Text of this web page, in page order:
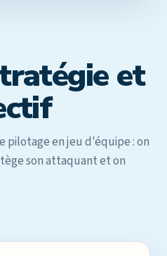
et
pilotage en jeu d'équipe : on
son attaquant et on